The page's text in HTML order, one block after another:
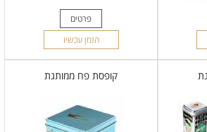
פרטים
הזמן עכשיו
קופסת פח ממותגת